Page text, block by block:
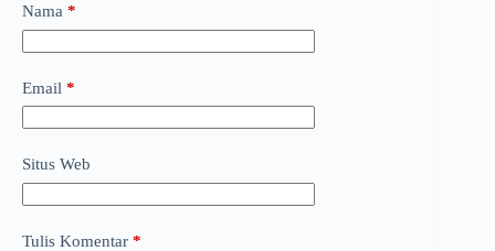
Nama *
Email *
Situs Web
Tulis Komentar *